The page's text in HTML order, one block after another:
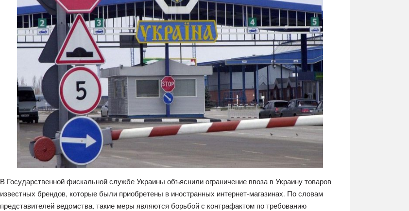
В Государственной фискальной службе Украины объяснили ограничение ввоза в Украину товаров
известных брендов, которые были приобретены в иностранных интернет-магазинах. По словам
представителей ведомства, такие меры являются борьбой с контрафактом по требованию